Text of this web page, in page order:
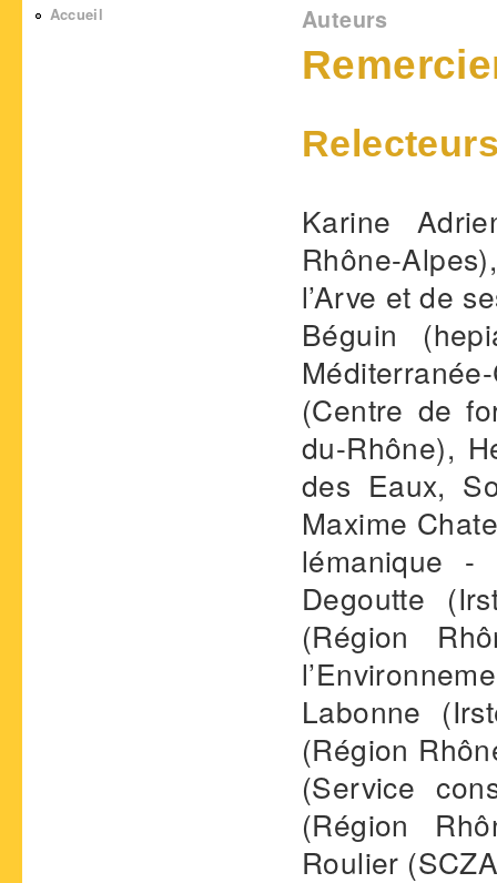
Vous êtes ici
Auteurs
Karine
Rhône-
l’Arve et de
Béguin
(Centre de
du-Rhône),
des Eaux,
Maxime
lémanique -
Degoutte
(Région
Labonne
(Région
(Service
(Région
Roulier
Accueil